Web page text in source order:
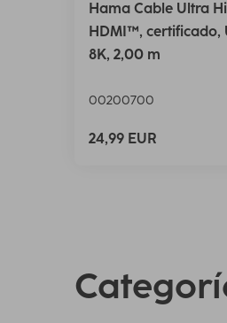
Hama Cable Ultra
HDMI™, certificado,
8K, 2,00 m
00200700
24,99 EUR